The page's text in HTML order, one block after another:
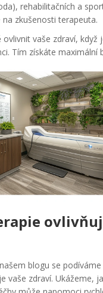
rehabilitačních a
zkušenosti terapeuta.
vaše zdraví,
Tím získáte maximální
blogu se
vaše zdraví. Ukážeme,